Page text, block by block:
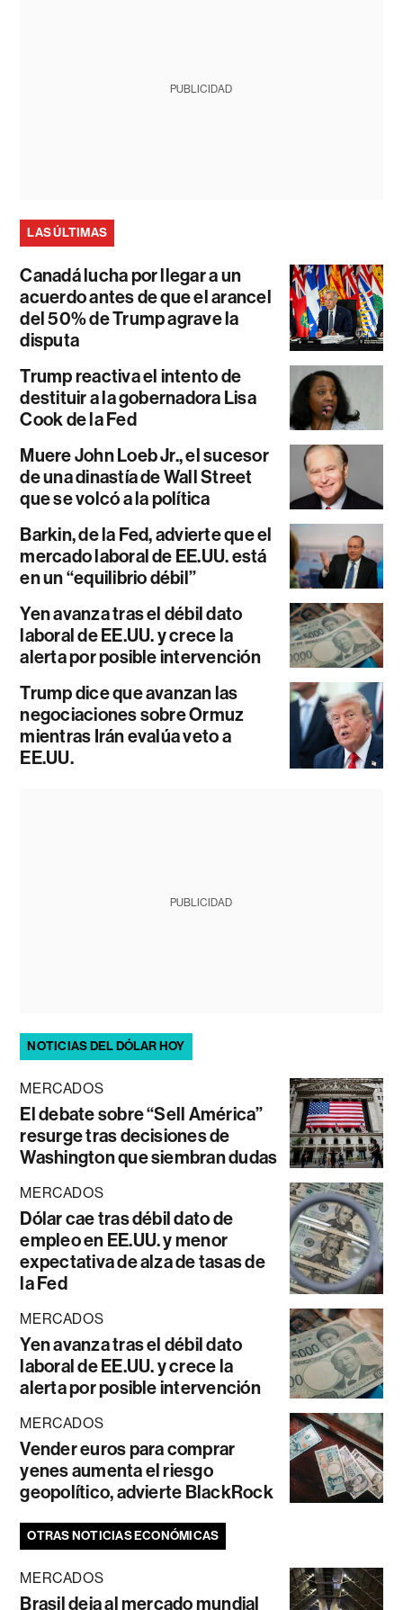
PUBLICIDAD
LAS ÚLTIMAS
Canadá lucha por llegar a un
acuerdo antes de que el arancel
del 50% de Trump agrave la
disputa
Trump reactiva el intento de
destituir a la gobernadora Lisa
Cook de la Fed
Muere John Loeb Jr., el sucesor
de una dinastía de Wall Street
que se volcó a la política
Barkin, de la Fed, advierte que el
mercado laboral de EE.UU. está
en un “equilibrio débil”
Yen avanza tras el débil dato
laboral de EE.UU. y crece la
alerta por posible intervención
Trump dice que avanzan las
negociaciones sobre Ormuz
mientras Irán evalúa veto a
EE.UU.
PUBLICIDAD
NOTICIAS DEL DÓLAR HOY
MERCADOS
El debate sobre “Sell América”
resurge tras decisiones de
Washington que siembran dudas
MERCADOS
Dólar cae tras débil dato de
empleo en EE.UU. y menor
expectativa de alza de tasas de
la Fed
MERCADOS
Yen avanza tras el débil dato
laboral de EE.UU. y crece la
alerta por posible intervención
MERCADOS
Vender euros para comprar
yenes aumenta el riesgo
geopolítico, advierte BlackRock
OTRAS NOTICIAS ECONÓMICAS
MERCADOS
Brasil deja al mercado mundial